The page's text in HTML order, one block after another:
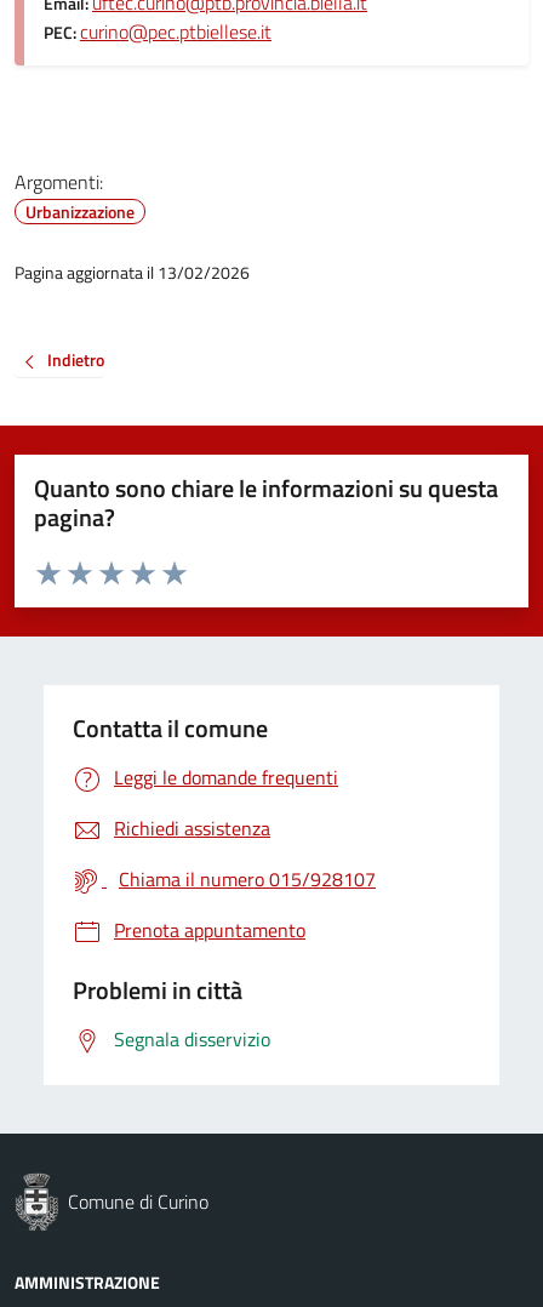
PEC:curino@pec.ptbiellese.it
Argomenti:
Urbanizzazione
Pagina aggiornata il 13/02/2026
Indietro
Quanto sono chiare le informazioni su questa
pagina?
Valuta da 1 a 5 stelle la pagina
Valuta 5 stelle su 5
Valuta 4 stelle su 5
Valuta 3 stelle su 5
Valuta 2 stelle su 5
Valuta 1 stelle su 5
Contatta il comune
Leggi le domande frequenti
Richiedi assistenza
Chiama il numero 015/928107
Prenota appuntamento
Problemi in città
Segnala disservizio
Comune di Curino
AMMINISTRAZIONE